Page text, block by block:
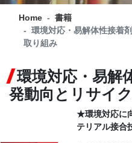
Q&A
SITE MAP
Home
書籍
環境対応・易解体性接着
取り組み
環境対応・易解
発動向とリサイ
★環境対応に
テリアル接合